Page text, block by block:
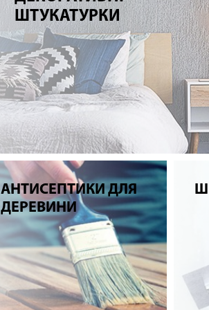
ШТУКАТУРКИ
АНТИСЕПТИКИ ДЛЯ
ДЕРЕВИНИ